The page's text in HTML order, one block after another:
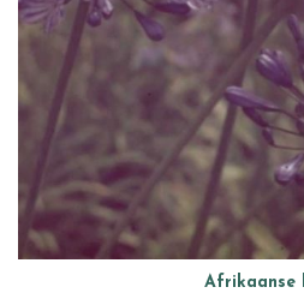
Afrikaanse